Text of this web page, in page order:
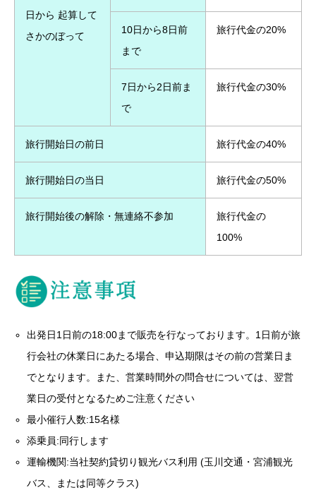
日から 起算して
さかのぼって
10日から8日前
まで
旅行代金の20%
7日から2日前ま
で
旅行代金の30%
旅行開始日の前日 旅行代金の40%
旅行開始日の当日 旅行代金の50%
旅行開始後の解除・無連絡不参加
旅行代金の
100%
出発日1日前の18:00まで販売を行なっております。1日前が旅
行会社の休業日にあたる場合、申込期限はその前の営業日ま
でとなります。また、営業時間外の問合せについては、翌営
業日の受付となるためご注意ください
最小催行人数:15名様
添乗員:同行します
運輸機関:当社契約貸切り観光バス利用 (玉川交通・宮浦観光
バス、または同等クラス)